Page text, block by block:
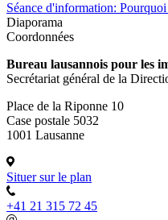
Séance d'information:
Diaporama
Coordonnées
Bureau lausannois pour les
Secrétariat général de la
Place de la Riponne 10
Case postale 5032
1001 Lausanne
Situer sur le plan
+41 21 315 72 45